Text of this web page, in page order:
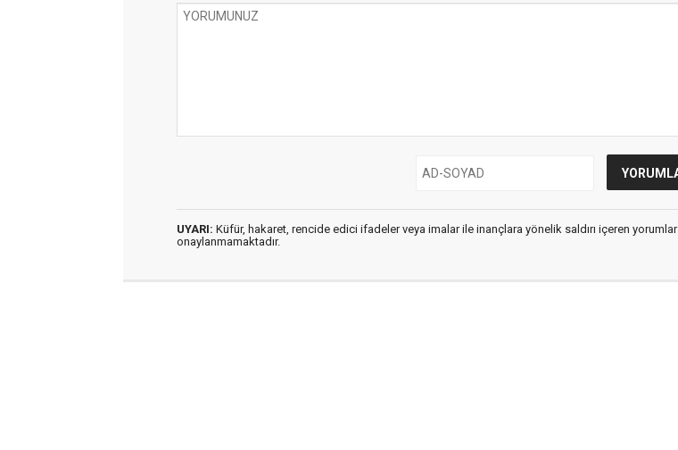
UYARI: Küfür, hakaret, rencide edici ifadeler veya imalar ile inançlara yönelik saldırı içeren yorumlar
onaylanmamaktadır.